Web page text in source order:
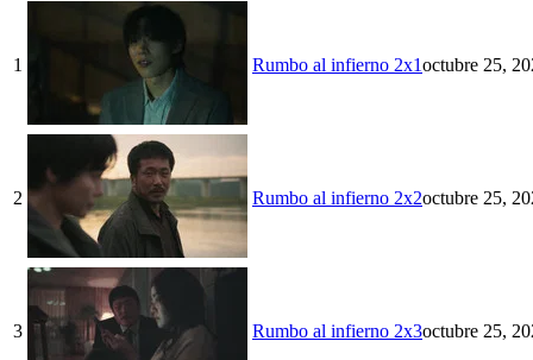
1 Rumbo al infierno 2x1octubre 25,
2 Rumbo al infierno 2x2octubre 25,
3 Rumbo al infierno 2x3octubre 25,